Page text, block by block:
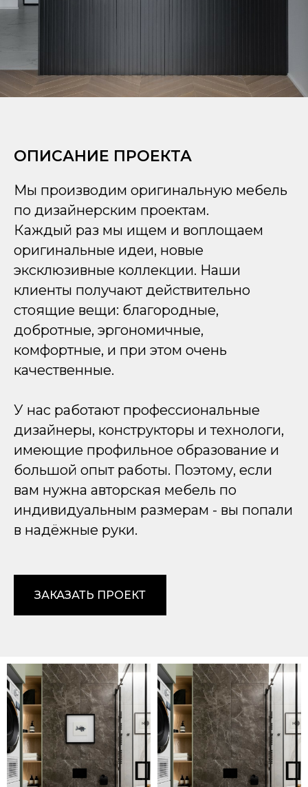
ОПИСАНИЕ ПРОЕКТА
Мы производим оригинальную мебель
по дизайнерским проектам.
Каждый раз мы ищем и воплощаем
оригинальные идеи, новые
эксклюзивные коллекции. Наши
клиенты получают действительно
стоящие вещи: благородные,
добротные, эргономичные,
комфортные, и при этом очень
качественные.
У нас работают профессиональные
дизайнеры, конструкторы и технологи,
имеющие профильное образование и
большой опыт работы. Поэтому, если
вам нужна авторская мебель по
индивидуальным размерам - вы попали
в надёжные руки.
ЗАКАЗАТЬ ПРОЕКТ